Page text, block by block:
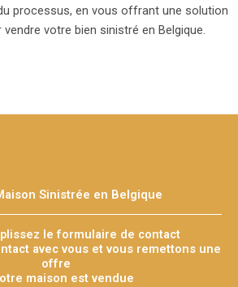
processus, en vous offrant une solution
votre bien sinistré en Belgique.
Sinistrée en Belgique
le formulaire de contact
avec vous et vous remettons une
offre
maison est vendue